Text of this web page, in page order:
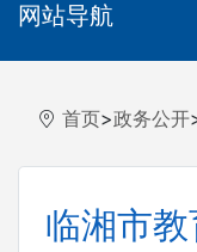
网站导航
首页>政务公开
临湘市